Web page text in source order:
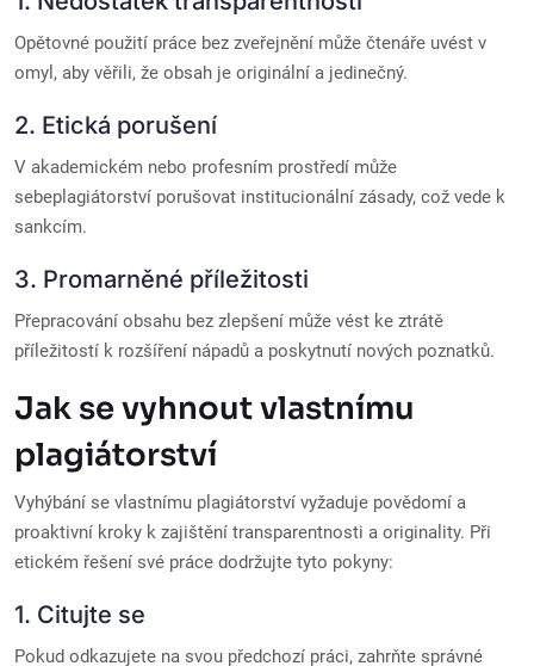
Opětovné použití práce bez zveřejnění může čtenáře uvést v
omyl, aby věřili, že obsah je originální a jedinečný.
2. Etická porušení
V akademickém nebo profesním prostředí může
sebeplagiátorství porušovat institucionální zásady, což vede k
sankcím.
3. Promarněné příležitosti
Přepracování obsahu bez zlepšení může vést ke ztrátě
příležitostí k rozšíření nápadů a poskytnutí nových poznatků.
Jak se vyhnout vlastnímu
plagiátorství
Vyhýbání se vlastnímu plagiátorství vyžaduje povědomí a
proaktivní kroky k zajištění transparentnosti a originality. Při
etickém řešení své práce dodržujte tyto pokyny:
1. Citujte se
Pokud odkazujete na svou předchozí práci, zahrňte správné